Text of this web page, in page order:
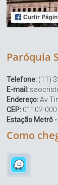
Paróquia
Telefone: (11)
E-mail:
Endereço:Av
CEP: 01102-000
Estação Metrô
Como